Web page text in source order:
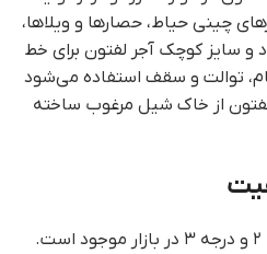
چینی حیاط، حصارها و ویلاها،
سایز کوچک آجر لفتون برای خط
توالت و سقف استفاده می‌شود
از خاک شیل مرغوب ساخته
این آجر در سه نوع درجه ۱، درجه ۲ و درجه ۳ در بازار موجود است.